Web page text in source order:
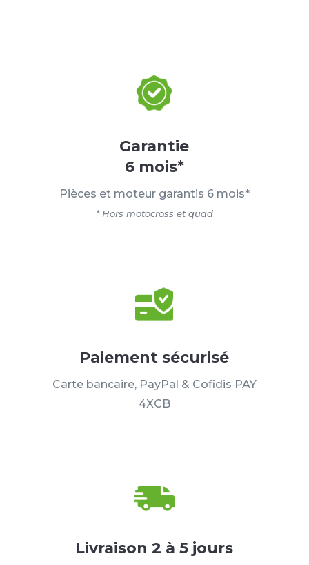
Garantie
6 mois*
Pièces et moteur garantis 6 mois*
* Hors motocross et quad
Paiement sécurisé
Carte bancaire, PayPal & Cofidis PAY
4XCB
Livraison 2 à 5 jours